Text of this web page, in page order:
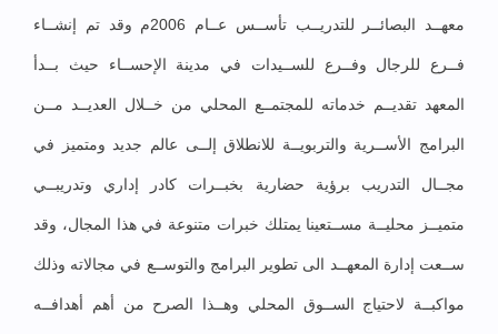
معهــد البصائــر للتدريــب تأســس عــام 2006م وقد تم إنشــاء
فــرع للرجال وفــرع للســيدات في مدينة الإحســاء حيث بــدأ
المعهد تقديــم خدماته للمجتمــع المحلي من خــلال العديــد مــن
البرامج الأســرية والتربويــة للانطلاق إلــى عالم جديد ومتميز في
مجــال التدريب برؤية حضارية بخبــرات كادر إداري وتدريبــي
متميــز محليــة مســتعينا يمتلك خبرات متنوعة في هذا المجال، وقد
ســعت إدارة المعهــد الى تطوير البرامج والتوســع في مجالاته وذلك
مواكبــة لاحتياج الســوق المحلي وهــذا الصرح من أهم أهدافــه